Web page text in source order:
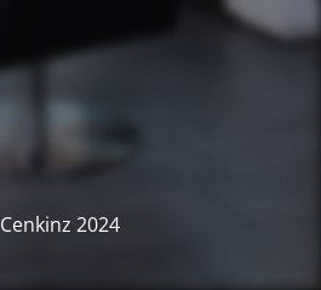
2024